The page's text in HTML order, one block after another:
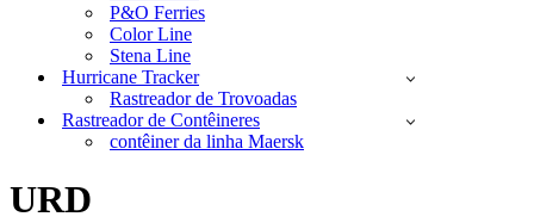
P&O Ferries
Color Line
Stena Line
Hurricane Tracker
Rastreador de Trovoadas
Rastreador de Contêineres
contêiner da linha Maersk
URD